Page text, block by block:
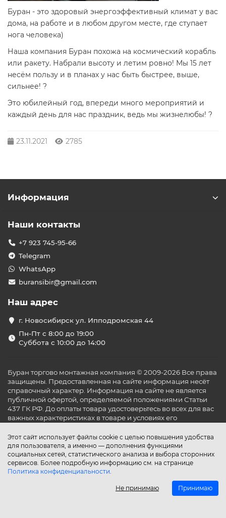
Буран - это здоровый энергоэффективный климат у вас
дома, на работе и в любом другом месте, где ступает
нога человека)
Наша компания Буран похожа на космический корабль
или ракету. Набрали высоту и летим ровно! Мы 15 лет
несём пользу и в планах у нас быть быстрее, выше,
сильнее! ?
Это юбилейный год, впереди много мероприятий и
каждый день для нас праздник, ведь мы жизнелюбы! ?
23.11.2021 2785
Этот сайт использует файлы cookie с целью повышения удобства
для пользователя, а именно — дополнения функциями
социальных сетей, статистического анализа и выбора сторонних
сервисов. Более подробную информацию см. на странице
Политика конфиденциальности.
Не принимаю Принимаю
Информация
Наши контакты
+7 923 745-95-66
Telegram
WhatsApp
buransibir@gmail.com
Наш адрес
г. Новосибирск ул. Ипподромская 44
Пн-Пт с 8:00 до 19:00
Суббота с 10:00 до 14:00
Буран торгово монтажная компания © 2009-2026 Все права
защищены. Предоставленная на сайте информация несёт
справочный характер. Информация на сайте не является
публичной офертой, определяемой положениями Статьи
437 ГК РФ. До оплаты товара удостоверьтесь во всех для вас
важных характеристиках в товаре и условиях его